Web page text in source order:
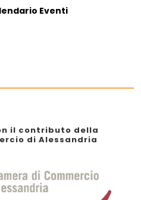
Eventi
il contributo della
di Alessandria